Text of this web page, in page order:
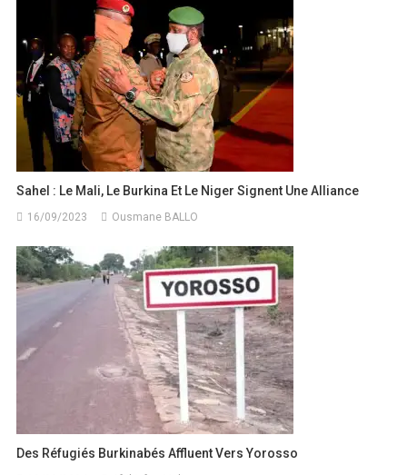
Sahel : Le Mali, Le Burkina Et Le Niger Signent Une Alliance
16/09/2023 Ousmane BALLO
Des Réfugiés Burkinabés Affluent Vers Yorosso